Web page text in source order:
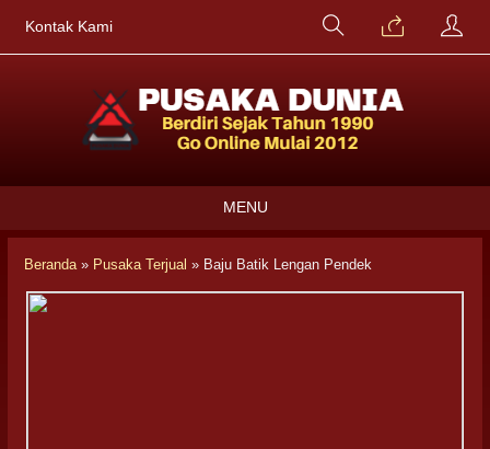
Kontak Kami
MENU
Beranda» Pusaka Terjual » Baju Batik Lengan Pendek